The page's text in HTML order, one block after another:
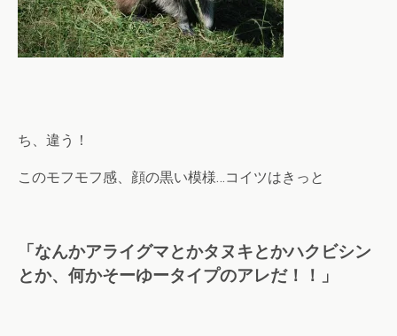
ち、違う！
このモフモフ感、顔の黒い模様…コイツはきっと
「なんかアライグマとかタヌキとかハクビシン
とか、何かそーゆータイプのアレだ！！」